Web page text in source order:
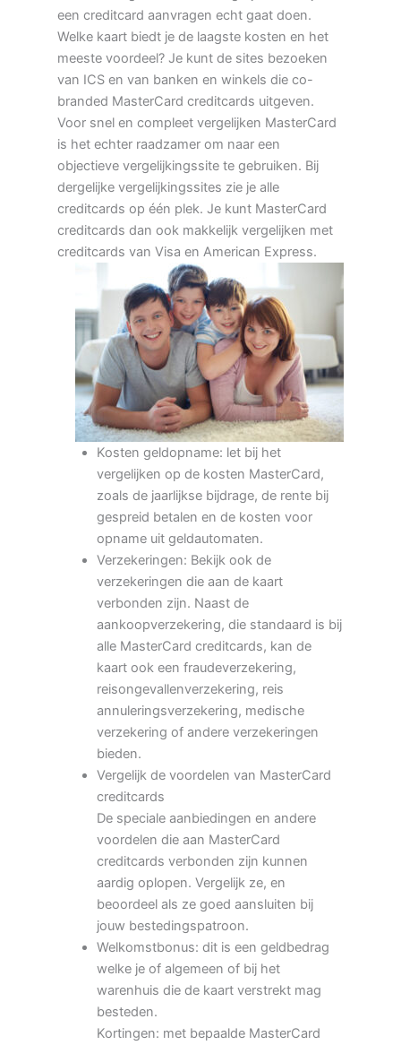
een creditcard aanvragen echt gaat doen.
Welke kaart biedt je de laagste kosten en het
meeste voordeel? Je kunt de sites bezoeken
van ICS en van banken en winkels die co-
branded MasterCard creditcards uitgeven.
Voor snel en compleet vergelijken MasterCard
is het echter raadzamer om naar een
objectieve vergelijkingssite te gebruiken. Bij
dergelijke vergelijkingssites zie je alle
creditcards op één plek. Je kunt MasterCard
creditcards dan ook makkelijk vergelijken met
creditcards van Visa en American Express.
Kosten geldopname: let bij het
vergelijken op de kosten MasterCard,
zoals de jaarlijkse bijdrage, de rente bij
gespreid betalen en de kosten voor
opname uit geldautomaten.
Verzekeringen: Bekijk ook de
verzekeringen die aan de kaart
verbonden zijn. Naast de
aankoopverzekering, die standaard is bij
alle MasterCard creditcards, kan de
kaart ook een fraudeverzekering,
reisongevallenverzekering, reis
annuleringsverzekering, medische
verzekering of andere verzekeringen
bieden.
Vergelijk de voordelen van MasterCard
creditcards
De speciale aanbiedingen en andere
voordelen die aan MasterCard
creditcards verbonden zijn kunnen
aardig oplopen. Vergelijk ze, en
beoordeel als ze goed aansluiten bij
jouw bestedingspatroon.
Welkomstbonus: dit is een geldbedrag
welke je of algemeen of bij het
warenhuis die de kaart verstrekt mag
besteden.
Kortingen: met bepaalde MasterCard